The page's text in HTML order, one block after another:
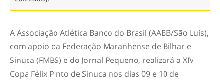
A Associação Atlética Banco do Brasil (AABB/São Luís),
com apoio da Federação Maranhense de Bilhar e
Sinuca (FMBS) e do Jornal Pequeno, realizará a XIV
Copa Félix Pinto de Sinuca nos dias 09 e 10 de